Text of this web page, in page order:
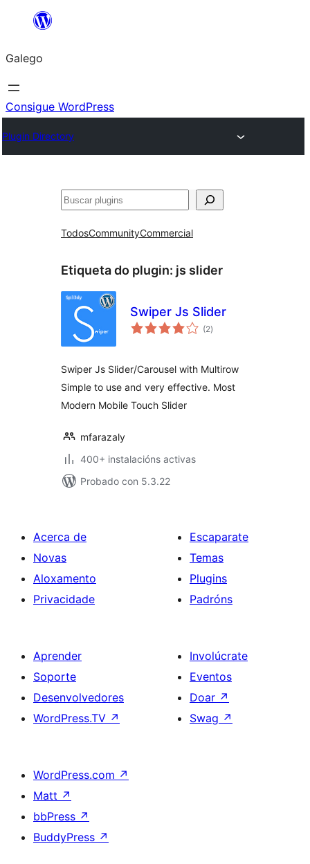
Saltar
contido
Galego
Consigue WordPress
Plugin Directory
Buscar
TodosCommunityCommercial
Etiqueta do plugin: js slider
Swiper Js Slider
(2valoracións
totais
)
Swiper Js Slider/Carousel with Multirow
Simple to use and very effective. Most
Modern Mobile Touch Slider
mfarazaly
400+ instalacións activas
Probado con 5.3.22
Acerca de
Novas
Aloxamento
Privacidade
Escaparate
Temas
Plugins
Padróns
Aprender
Soporte
Desenvolvedores
WordPress.TV ↗
Involúcrate
Eventos
Doar ↗
Swag ↗
WordPress.com ↗
Matt ↗
bbPress ↗
BuddyPress ↗